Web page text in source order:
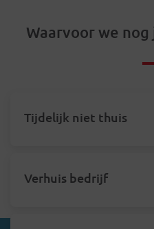
Waarvoor we
Tijdelijk niet thuis
Verhuis bedrijf